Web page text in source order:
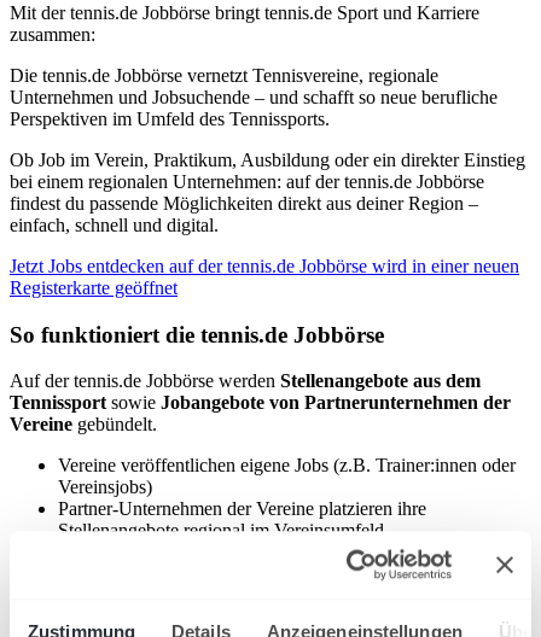
Zustimmung Details Anzeigeneinstellungen
Mit der tennis.de Jobbörse bringt tennis.de Sport und Karriere
zusammen:
Die tennis.de Jobbörse vernetzt Tennisvereine, regionale
Unternehmen und Jobsuchende – und schafft so neue berufliche
Perspektiven im Umfeld des Tennissports.
Ob Job im Verein, Praktikum, Ausbildung oder ein direkter Einstieg
bei einem regionalen Unternehmen: auf der tennis.de Jobbörse
findest du passende Möglichkeiten direkt aus deiner Region –
einfach, schnell und digital.
Jetzt Jobs entdecken auf der tennis.de Jobbörse wird in einer neuen
Registerkarte geöffnet
So funktioniert die tennis.de Jobbörse
Auf der tennis.de Jobbörse werden Stellenangebote aus dem
Tennissport sowie Jobangebote von Partnerunternehmen der
Vereine gebündelt.
Vereine veröffentlichen eigene Jobs (z.B. Trainer:innen oder
Vereinsjobs)
Partner-Unternehmen der Vereine platzieren ihre
Stellenangebote regional im Vereinsumfeld
Interessierte bewerben sich direkt und unkompliziert online